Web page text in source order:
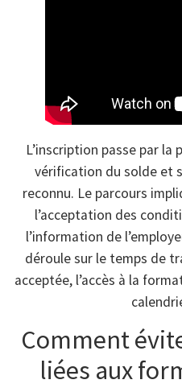
L’inscription passe par
vérification du solde et
reconnu. Le parcours
l’acceptation des
l’information de
déroule sur le temps de
acceptée, l’accès à la
Comment
liées aux